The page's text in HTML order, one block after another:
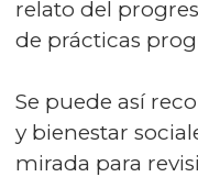
relato del
de prácticas
Se puede así
y bienestar
mirada para